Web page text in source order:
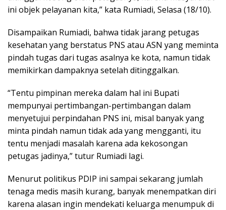
ini objek pelayanan kita,” kata Rumiadi, Selasa (18/10).
Disampaikan Rumiadi, bahwa tidak jarang petugas
kesehatan yang berstatus PNS atau ASN yang meminta
pindah tugas dari tugas asalnya ke kota, namun tidak
memikirkan dampaknya setelah ditinggalkan.
“Tentu pimpinan mereka dalam hal ini Bupati
mempunyai pertimbangan-pertimbangan dalam
menyetujui perpindahan PNS ini, misal banyak yang
minta pindah namun tidak ada yang mengganti, itu
tentu menjadi masalah karena ada kekosongan
petugas jadinya,” tutur Rumiadi lagi.
Menurut politikus PDIP ini sampai sekarang jumlah
tenaga medis masih kurang, banyak menempatkan diri
karena alasan ingin mendekati keluarga menumpuk di